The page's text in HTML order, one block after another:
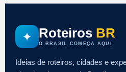
✦ Roteiros BR
O BRASIL COMEÇA AQUI
Ideias de roteiros, cidades e